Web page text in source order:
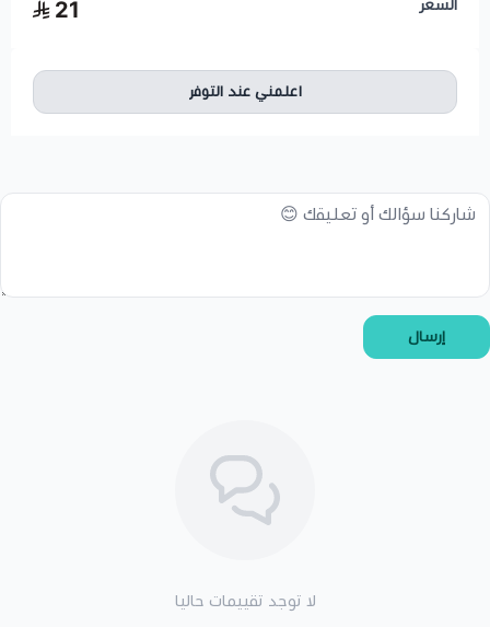
السعر 21
اعلمني عند التوفر
إرسال
لا توجد تقييمات حاليا